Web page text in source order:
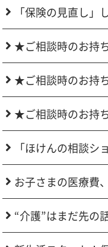
「保険の見直し」
★ご相談時のお持
★ご相談時のお持
★ご相談時のお持
「ほけんの相談シ
お子さまの医療費
“介護”はまだ先の